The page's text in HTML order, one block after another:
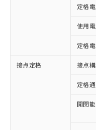
定格
使用
定格
接点定格 接点
定格
開閉
以下の条件をお
本サービ
商品の当
(税抜)を
当社制御
本サービ
対応予定：EU
有に対応した
対応予定なし
非含有に非対応
調査・確認中：
非含有の対応状
非該当品：ラ
害物質有無と
仕入先様の事
「○」：最大均
基準値以下で
「×」：最大均